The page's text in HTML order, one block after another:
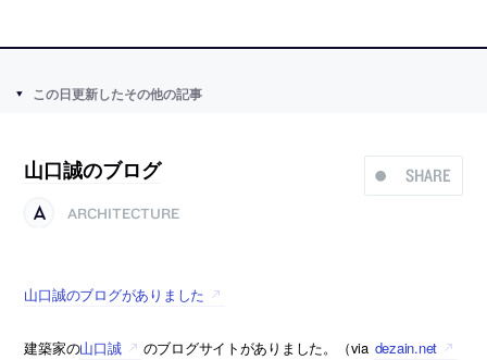
この日更新したその他の記事
SHARE
山口誠のブログ
ARCHITECTURE
山口誠のブログがありました
建築家の山口誠 のブログサイトがありました。（via dezain.net